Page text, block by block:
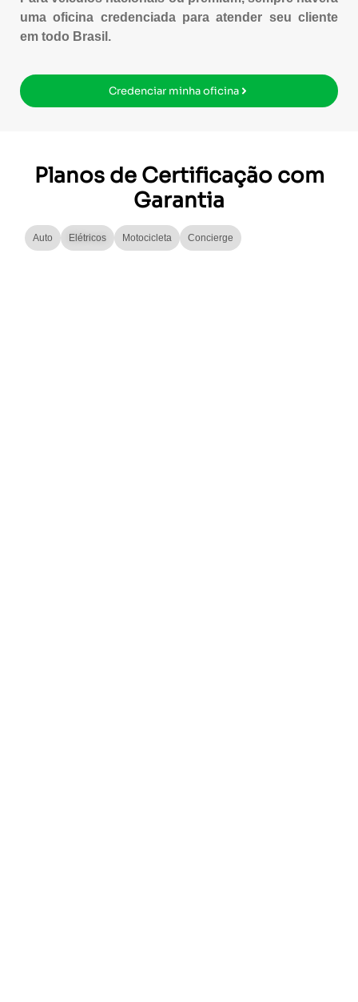
uma oficina credenciada para atender seu cliente
em todo Brasil.
Credenciar minha oficina
Auto Elétricos Motocicleta Concierge
Planos de Certificação com
Garantia